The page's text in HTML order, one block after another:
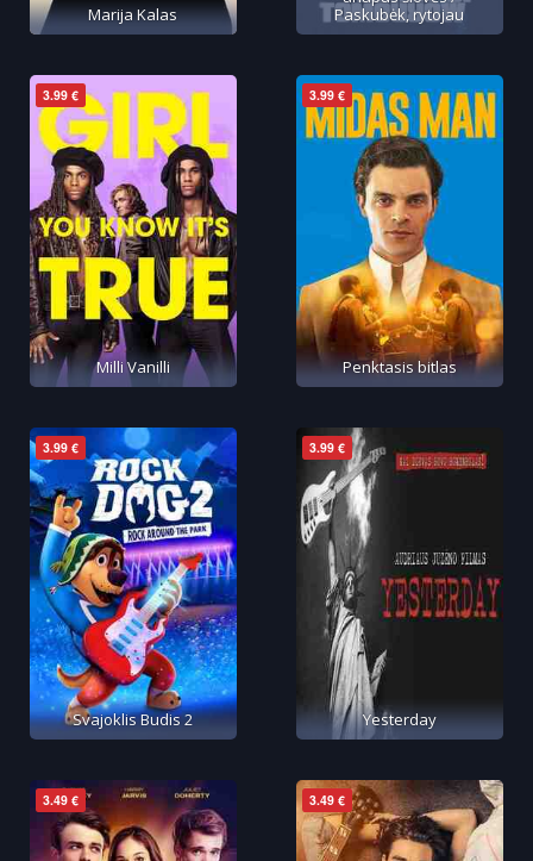
Paskubėk, rytojau
Marija Kalas
3.99 €
Penktasis bitlas
3.99 €
Milli Vanilli
3.99 €
Yesterday
3.99 €
Svajoklis Budis 2
3.49 €
3.49 €